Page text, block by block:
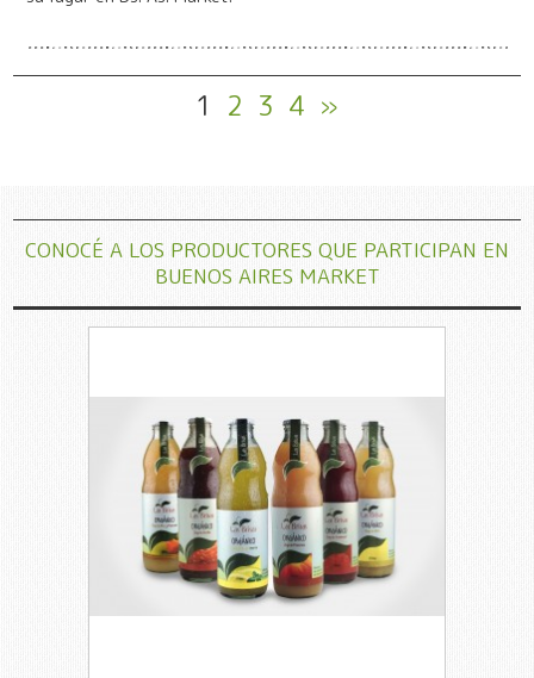
1 2 3 4 »
CONOCÉ A LOS PRODUCTORES QUE PARTICIPAN EN
BUENOS AIRES MARKET